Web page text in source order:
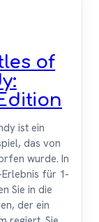
of
ist ein
das von
wurde. In
für 1-
Sie in die
der ein